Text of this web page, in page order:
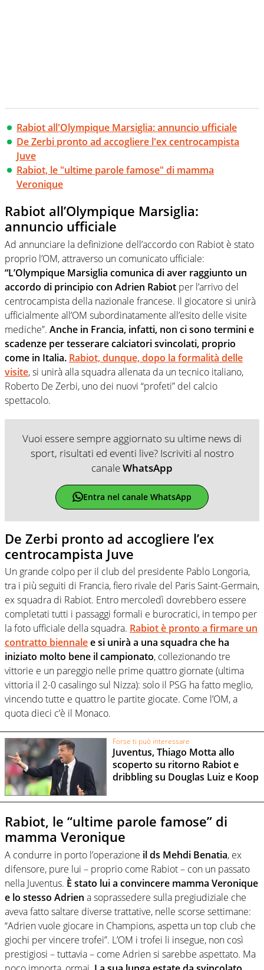
Rabiot all'Olympique Marsiglia: annuncio ufficiale
De Zerbi pronto ad accogliere l'ex centrocampista
Juve
Rabiot, le "ultime parole famose" di mamma
Veronique
Rabiot all’Olympique Marsiglia:
annuncio ufficiale
Ad annunciare la definizione dell’accordo con Rabiot è stato
proprio l’OM, attraverso un comunicato ufficiale:
“L’Olympique Marsiglia comunica di aver raggiunto un
accordo di principio con Adrien Rabiot per l’arrivo del
centrocampista della nazionale francese. Il giocatore si unirà
ufficialmente all’OM subordinatamente all’esito delle visite
mediche”. Anche in Francia, infatti, non ci sono termini e
scadenze per tesserare calciatori svincolati, proprio
come in Italia. Rabiot, dunque, dopo la formalità delle
visite, si unirà alla squadra allenata da un tecnico italiano,
Roberto De Zerbi, uno dei nuovi “profeti” del calcio
spettacolo.
Vuoi essere sempre aggiornato su ultime news di
sport, risultati ed eventi live? Iscriviti al nostro
canaleWhatsApp
Entra nel canale WhatsApp
De Zerbi pronto ad accogliere l’ex
centrocampista Juve
Un grande colpo per il club del presidente Pablo Longoria,
tra i più seguiti di Francia, fiero rivale del Paris Saint-Germain,
ex squadra di Rabiot. Entro mercoledì dovrebbero essere
completati tutti i passaggi formali e burocratici, in tempo per
la foto ufficiale della squadra. Rabiot è pronto a firmare un
contratto biennalee si unirà a una squadra che ha
iniziato molto bene il campionato, collezionando tre
vittorie e un pareggio nelle prime quattro giornate (ultima
vittoria il 2-0 casalingo sul Nizza): solo il PSG ha fatto meglio,
vincendo tutte e quattro le partite giocate. Come l’OM, a
quota dieci c’è il Monaco.
Forse ti può interessare
Juventus, Thiago Motta allo
scoperto su ritorno Rabiot e
dribbling su Douglas Luiz e Koop
Rabiot, le “ultime parole famose” di
mamma Veronique
A condurre in porto l’operazione il ds Mehdi Benatia, ex
difensore, pure lui – proprio come Rabiot – con un passato
nella Juventus. È stato lui a convincere mamma Veronique
e lo stesso Adrien a soprassedere sulla pregiudiziale che
aveva fatto saltare diverse trattative, nelle scorse settimane:
“Adrien vuole giocare in Champions, aspetta un top club che
giochi per vincere trofei”. L’OM i trofei li insegue, non così
prestigiosi – tuttavia – come Adrien si sarebbe aspettato. Ma